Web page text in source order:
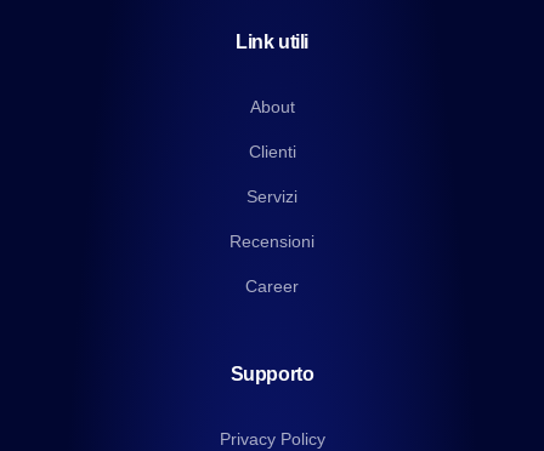
Link utili
About
Clienti
Servizi
Recensioni
Career
Supporto
Privacy Policy